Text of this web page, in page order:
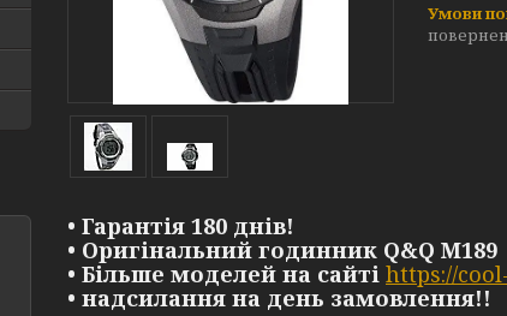
• Гарантія 180 днів!
• Оригінальний годинник Q&Q M189
• Більше моделей на сайті https://
• надсилання на день замовлення!!